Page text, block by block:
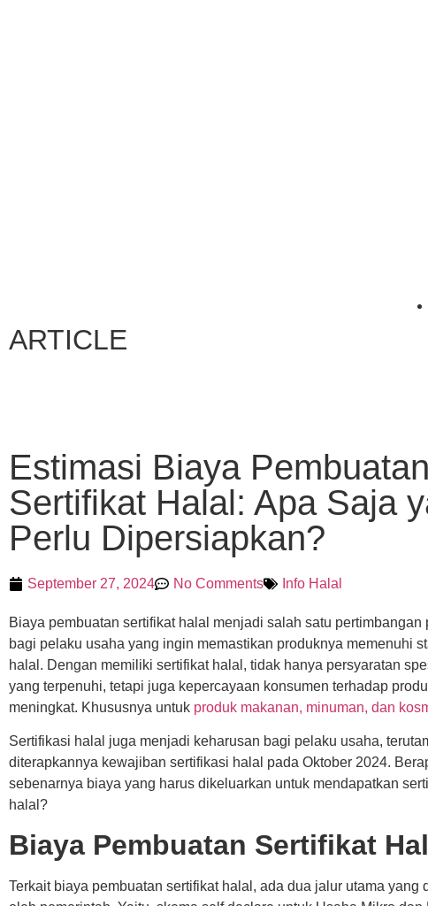
ARTICLE
Estimasi Biaya Pembuatan
Sertifikat Halal: Apa Saja
Perlu Dipersiapkan?
September 27, 2024 No Comments Info Halal
Biaya pembuatan sertifikat halal menjadi salah satu pertimbangan
bagi pelaku usaha yang ingin memastikan produknya memenuhi
halal. Dengan memiliki sertifikat halal, tidak hanya persyaratan
yang terpenuhi, tetapi juga kepercayaan konsumen terhadap
meningkat. Khususnya untuk produk makanan, minuman, dan
Sertifikasi halal juga menjadi keharusan bagi pelaku usaha,
diterapkannya kewajiban sertifikasi halal pada Oktober 2024.
sebenarnya biaya yang harus dikeluarkan untuk mendapatkan
halal?
Biaya Pembuatan Sertifikat
Terkait biaya pembuatan sertifikat halal, ada dua jalur utama yang